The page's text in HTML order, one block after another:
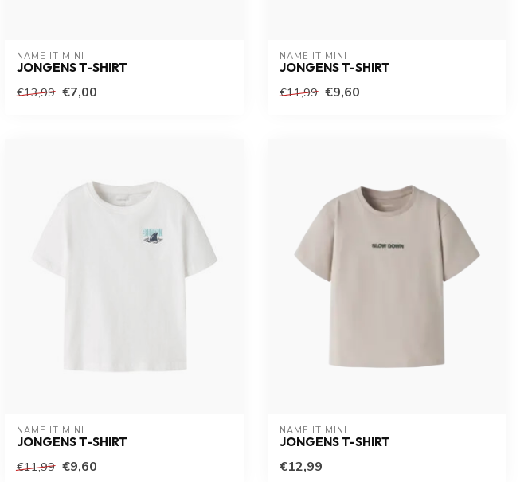
NAME IT MINI
JONGENS T-SHIRT
€13,99 €7,00
NAME IT MINI
JONGENS T-SHIRT
€11,99 €9,60
NAME IT MINI
JONGENS T-SHIRT
€11,99 €9,60
NAME IT MINI
JONGENS T-SHIRT
€12,99